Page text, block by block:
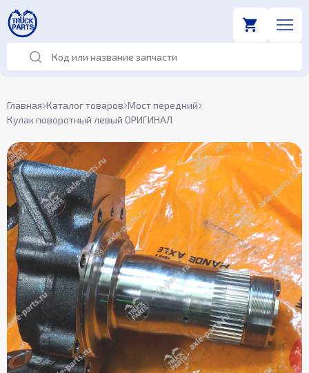
Главная Каталог товаров Мост передний
Кулак поворотный левый ОРИГИНАЛ